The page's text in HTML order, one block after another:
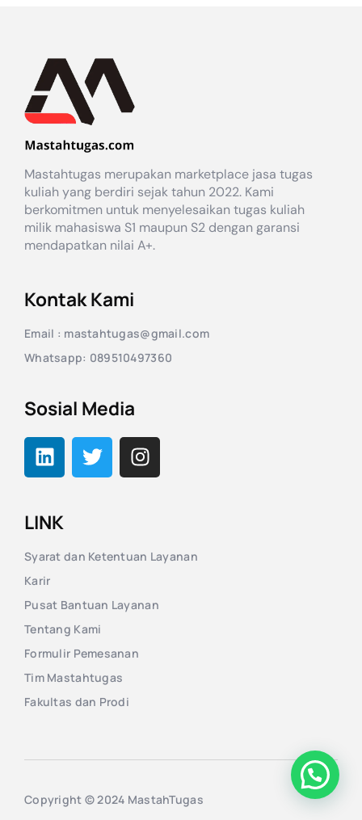
Mastahtugas merupakan marketplace jasa tugas
kuliah yang berdiri sejak tahun 2022. Kami
berkomitmen untuk menyelesaikan tugas kuliah
milik mahasiswa S1 maupun S2 dengan garansi
mendapatkan nilai A+.
Kontak Kami
Email : mastahtugas@gmail.com
Whatsapp: 089510497360
Sosial Media
LINK
Syarat dan Ketentuan Layanan
Karir
Pusat Bantuan Layanan
Tentang Kami
Formulir Pemesanan
Tim Mastahtugas
Fakultas dan Prodi
Copyright © 2024 MastahTugas